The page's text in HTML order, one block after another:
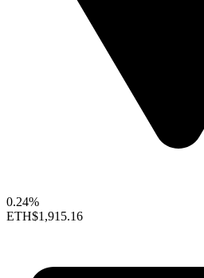
0.24%
ETH$1,915.16